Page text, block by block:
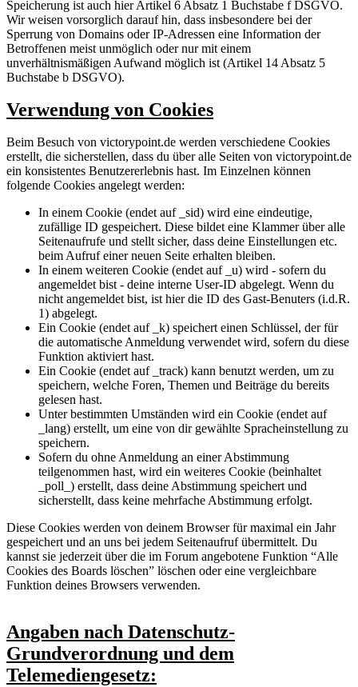
Speicherung ist auch hier Artikel 6 Absatz 1 Buchstabe f DSGVO.
Wir weisen vorsorglich darauf hin, dass insbesondere bei der
Sperrung von Domains oder IP-Adressen eine Information der
Betroffenen meist unmöglich oder nur mit einem
unverhältnismäßigen Aufwand möglich ist (Artikel 14 Absatz 5
Buchstabe b DSGVO).
Verwendung von Cookies
Beim Besuch von victorypoint.de werden verschiedene Cookies
erstellt, die sicherstellen, dass du über alle Seiten von victorypoint.de
ein konsistentes Benutzererlebnis hast. Im Einzelnen können
folgende Cookies angelegt werden:
In einem Cookie (endet auf _sid) wird eine eindeutige,
zufällige ID gespeichert. Diese bildet eine Klammer über alle
Seitenaufrufe und stellt sicher, dass deine Einstellungen etc.
beim Aufruf einer neuen Seite erhalten bleiben.
In einem weiteren Cookie (endet auf _u) wird - sofern du
angemeldet bist - deine interne User-ID abgelegt. Wenn du
nicht angemeldet bist, ist hier die ID des Gast-Benuters (i.d.R.
1) abgelegt.
Ein Cookie (endet auf _k) speichert einen Schlüssel, der für
die automatische Anmeldung verwendet wird, sofern du diese
Funktion aktiviert hast.
Ein Cookie (endet auf _track) kann benutzt werden, um zu
speichern, welche Foren, Themen und Beiträge du bereits
gelesen hast.
Unter bestimmten Umständen wird ein Cookie (endet auf
_lang) erstellt, um eine von dir gewählte Spracheinstellung zu
speichern.
Sofern du ohne Anmeldung an einer Abstimmung
teilgenommen hast, wird ein weiteres Cookie (beinhaltet
_poll_) erstellt, dass deine Abstimmung speichert und
sicherstellt, dass keine mehrfache Abstimmung erfolgt.
Diese Cookies werden von deinem Browser für maximal ein Jahr
gespeichert und an uns bei jedem Seitenaufruf übermittelt. Du
kannst sie jederzeit über die im Forum angebotene Funktion “Alle
Cookies des Boards löschen” löschen oder eine vergleichbare
Funktion deines Browsers verwenden.
Angaben nach Datenschutz-
Grundverordnung und dem
Telemediengesetz: